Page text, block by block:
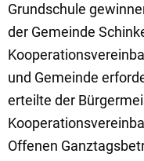
Grundschule
der Gemeinde
und Gemeinde
erteilte der
Offenen